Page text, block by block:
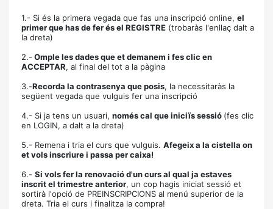
1.- Si és la primera vegada que fas una inscripció online, el
primer que has de fer és el REGISTRE (trobaràs l'enllaç dalt a
la dreta)
2.- Omple les dades que et demanem i fes clic en
ACCEPTAR, al final del tot a la pàgina
3.-Recorda la contrasenya que posis, la necessitaràs la
següent vegada que vulguis fer una inscripció
4.- Si ja tens un usuari, només cal que iniciïs sessió (fes clic
en LOGIN, a dalt a la dreta)
5.- Remena i tria el curs que vulguis. Afegeix a la cistella on
et vols inscriure i passa per caixa!
6.- Si vols fer la renovació d'un curs al qual ja estaves
inscrit el trimestre anterior, un cop hagis iniciat sessió et
sortirà l'opció de PREINSCRIPCIONS al menú superior de la
dreta. Tria el curs i finalitza la compra!